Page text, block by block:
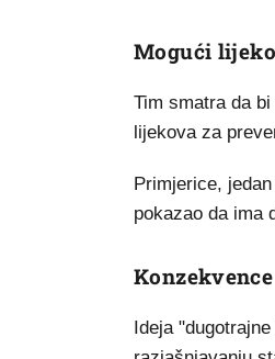
Mogući
Tim smatra da
lijekova za
Primjerice,
pokazao da ima
Ideja